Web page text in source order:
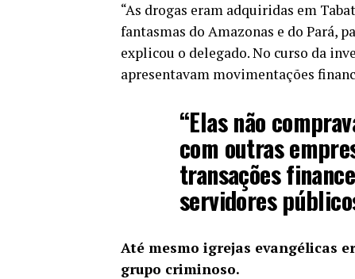
“As drogas eram adquiridas em
fantasmas do Amazonas e do Pará,
explicou o delegado. No curso da
apresentavam movimentações
“Elas não
com outras
transações
servidores
Até mesmo igrejas evangélicas
grupo criminoso.